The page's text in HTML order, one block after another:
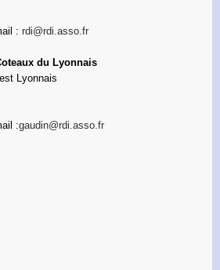
: rdi@rdi.asso.fr
du Lyonnais
Lyonnais
:gaudin@rdi.asso.fr